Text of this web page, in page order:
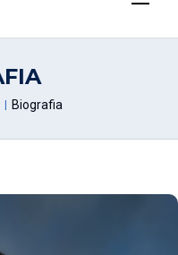
Biografia